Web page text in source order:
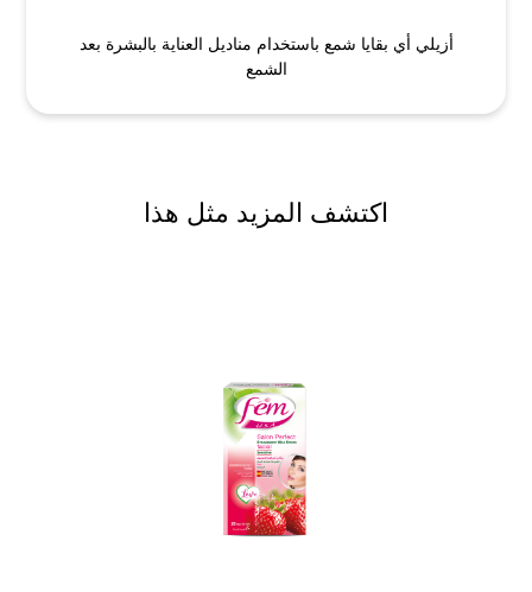
أزيلي أي بقايا شمع باستخدام مناديل العناية بالبشرة بعد
الشمع
اكتشف المزيد مثل هذا